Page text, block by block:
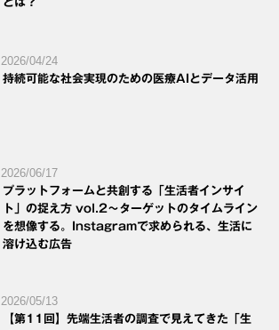
2026/04/24
持続可能な社会実現のための医療AIとデータ活用
2026/06/17
プラットフォームと共創する「生活者インサイ
ト」の捉え方 vol.2～ターゲットのタイムライン
を想像する。Instagramで求められる、生活に
溶け込む広告
2026/05/13
【第11回】先端生活者の調査で見えてきた「生